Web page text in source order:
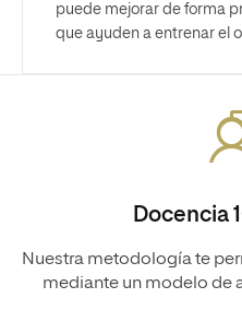
puede mejorar de forma
que ayuden a entrenar el
Docencia
Nuestra metodología te
mediante un modelo de